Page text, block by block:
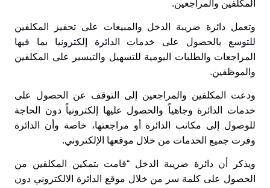
المكلفين والمراجعين.
وتعمل دائرة ضريبة الدخل والمبيعات على تحفيز المكلفين
للتوسع بالحصول على خدمات الدائرة إلكترونيا بما فيها
المراجعات والطلبات اليومية للتسهيل والتيسير على المكلفين
والموظفين.
ودعت المكلفين والمراجعين إلى التوقف عن الحصول على
خدمات الدائرة وجاهياً والحصول عليها إلكترونياً دون الحاجة
للوصول إلى مكاتب الدائرة أو مراجعتها، خاصة وأن الدائرة
وفرت جميع الخدمات من خلال موقعها الإلكتروني.
ويذكر أن دائرة ضريبة الدخل “قامت بتمكين المكلفين من
الحصول على كلمة سر من خلال موقع الدائرة الالكتروني دون